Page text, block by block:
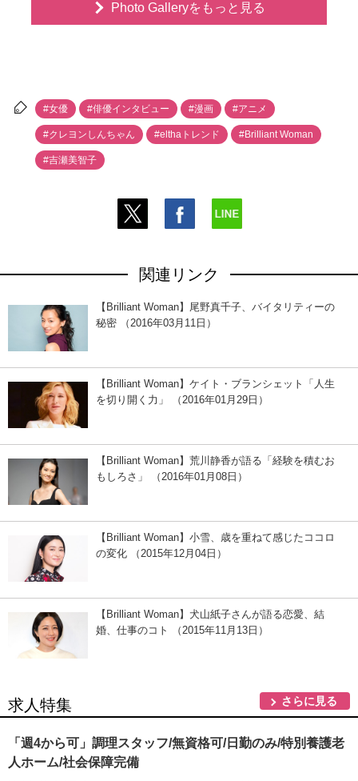
Photo Galleryをもっと見る
#女優 #俳優インタビュー #漫画 #アニメ
#クレヨンしんちゃん #elthaトレンド #Brilliant Woman
#吉瀬美智子
関連リンク
【Brilliant Woman】尾野真千子、バイタリティーの
秘密 （2016年03月11日）
【Brilliant Woman】ケイト・ブランシェット「人生
を切り開く力」 （2016年01月29日）
【Brilliant Woman】荒川静香が語る「経験を積むお
もしろさ」 （2016年01月08日）
【Brilliant Woman】小雪、歳を重ねて感じたココロ
の変化 （2015年12月04日）
【Brilliant Woman】犬山紙子さんが語る恋愛、結
婚、仕事のコト （2015年11月13日）
求人特集 さらに見る
「週4から可」調理スタッフ/無資格可/日勤のみ/特別養護老
人ホーム/社会保障完備